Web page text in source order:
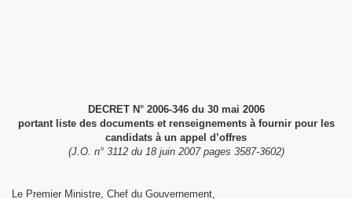
DECRET N° 2006‑346 du 30 mai 2006
portant liste des documents et renseignements à fournir pour les
candidats à un appel d’offres
(J.O. n° 3112 du 18 juin 2007 pages 3587-3602)
Le Premier Ministre, Chef du Gouvernement,